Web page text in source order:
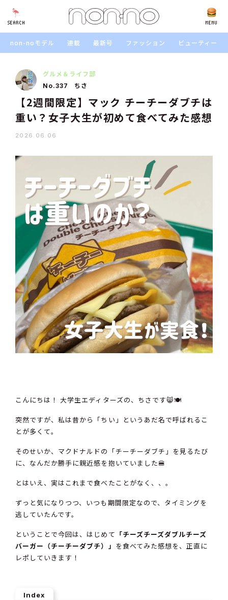
SEARCH MENU
SEARCH
non-noモデル 連載 最新号 ファッション ビューティー
グルメ＆ライフ部
No.337 ちさ
【2週間限定】マック チーチーダブチは
重い？女子大生が初めて食べてみた感想
2026.06.06
こんにちは！ 大学生エディターズの、ちさです😸🍽️
突然ですが、私は昔から「ちい」というあだ名で呼ばれるこ
とが多くて。
そのせいか、マクドナルドの「チーチーダブチ」を見るたび
に、なんだか勝手に親近感を抱いていました🍔
とはいえ、実はこれまで食べたことがなく、、。
ずっと気になりつつ、いつも期間限定なので、タイミングを
逃していたんです。
ということで今回は、はじめて 「チーズチーズダブルチーズ
バーガー（チーチーダブチ）」 を食べてみた感想を、正直に
レポしていきます！
Index